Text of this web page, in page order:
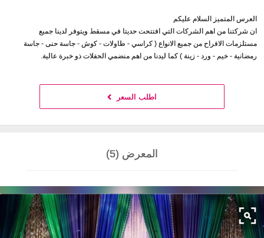
العرس المتميز السلام عليكم
ان شركتنا من اهم الشركات التي افتتحت حديتا في مسقط ويتوفر لدينا جميع
مستلزمات الافراح من جميع الانواع ( كراسي - طاولات - كوش - جاسة حنى - جاسة
رمضانية - خيم - ورد - زينة ) كما ليدنا من اهم منضمي الحفلات ذو خبرة عالية.
اطلب السعر
المعرض (5)